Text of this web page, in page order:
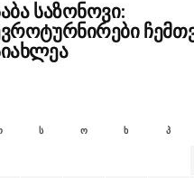
საზონოვი:
ს ო ხ პ